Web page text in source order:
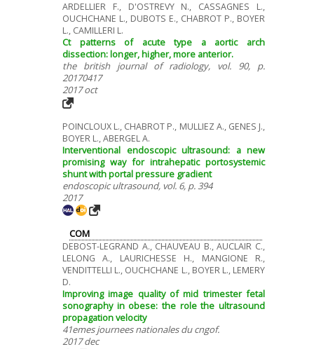
ARDELLIER F., D'OSTREVY N., CASSAGNES L.,
OUCHCHANE L., DUBOTS E., CHABROT P., BOYER
L., CAMILLERI L.
Ct patterns of acute type a aortic arch
dissection: longer, higher, more anterior.
the british journal of radiology, vol. 90, p.
20170417
2017 oct
POINCLOUX L., CHABROT P., MULLIEZ A., GENES J.,
BOYER L., ABERGEL A.
Interventional endoscopic ultrasound: a new
promising way for intrahepatic portosystemic
shunt with portal pressure gradient
endoscopic ultrasound, vol. 6, p. 394
2017
COM
DEBOST-LEGRAND A., CHAUVEAU B., AUCLAIR C.,
LELONG A., LAURICHESSE H., MANGIONE R.,
VENDITTELLI L., OUCHCHANE L., BOYER L., LEMERY
D.
Improving image quality of mid trimester fetal
sonography in obese: the role the ultrasound
propagation velocity
41emes journees nationales du cngof.
2017 dec